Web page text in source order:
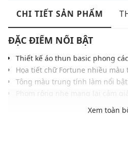
CHI TIẾT SẢN PHẨM
ĐẶC ĐIỂM NỔI BẬT
Thiết kế áo thun basic phong
Họa tiết chữ Fortune nhiều
Tông màu trung tính làm nổi
Chất liệu cotton mềm mại hỗ
Phù hợp mặc hàng ngày hoặc
Xem toàn